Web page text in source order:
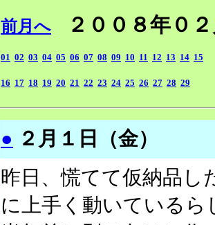
前月へ ２００８年０
01 02 03 04 05 06 07 08 09 10 11 12 13 14 15
16 17 18 19 20 21 22 23 24 25 26 27 28 29
● ２月１日（金）
昨日、慌てて仮納品し
に上手く動いているら